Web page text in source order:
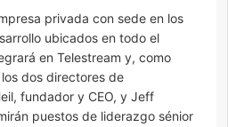
privada con sede en los
ubicados en todo el
en Telestream y, como
dos directores de
fundador y CEO, y Jeff
puestos de liderazgo sénior